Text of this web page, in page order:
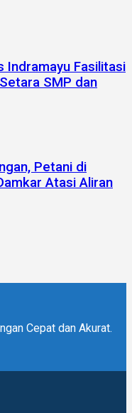
Indramayu Fasilitasi
SMP dan
Petani di
Atasi Aliran
Cepat dan Akurat.